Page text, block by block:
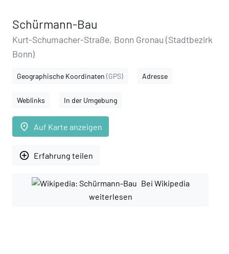
Schürmann-Bau
Kurt-Schumacher-Straße, Bonn Gronau (Stadtbezirk
Bonn)
Geographische Koordinaten (GPS) Adresse
Weblinks In der Umgebung
place Auf Karte anzeigen
add_circle_outline Erfahrung teilen
Bei Wikipedia
weiterlesen